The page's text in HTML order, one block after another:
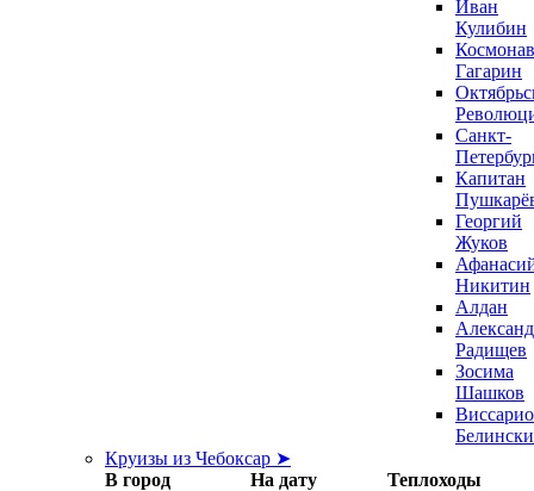
Иван
Кулибин
Гагарин
Санкт-
Капитан
Георгий
Жуков
Никитин
Алдан
Радищев
Зосима
Шашков
Круизы из Чебоксар ➤
В город
На дату Теплоходы